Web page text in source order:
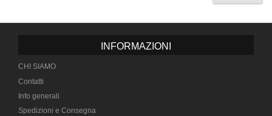
INFORMAZIONI
CHI SIAMO
Contatti
Info generali
Spedizioni e Consegna